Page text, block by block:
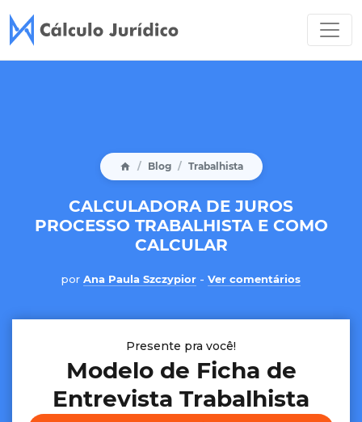
Blog Trabalhista
CALCULADORA DE JUROS
PROCESSO TRABALHISTA E COMO
CALCULAR
por Ana Paula Szczypior - Ver comentários
Presente pra você!
Modelo de Ficha de
Entrevista Trabalhista